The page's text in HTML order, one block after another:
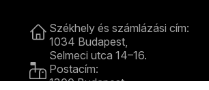
Székhely és számlázási cím:
1034 Budapest,
Selmeci utca 14–16.
Postacím:
1300 Budapest,